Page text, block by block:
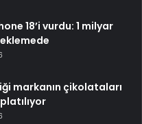
18’i vurdu: 1 milyar
markanın çikolataları